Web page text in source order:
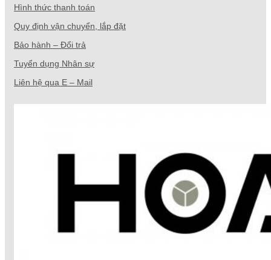
Hình thức thanh toán
Quy định vận chuyển, lắp đặt
Bảo hành – Đổi trả
Tuyển dụng Nhân sự
Liên hệ qua E – Mail